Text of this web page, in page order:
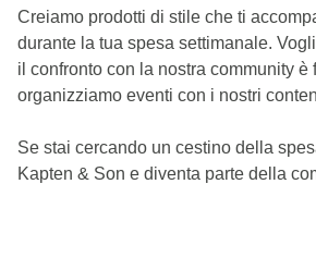
Creiamo prodotti di stile che ti
durante la tua spesa settimanale.
il confronto con la nostra community
organizziamo eventi con i nostri
Se stai cercando un cestino della
Kapten & Son e diventa parte della